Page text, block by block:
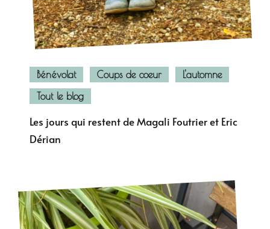
Bénévolat Coups de coeur
L'automne
Tout le blog
Les jours qui restent de Magali Foutrier et Eric
Dérian